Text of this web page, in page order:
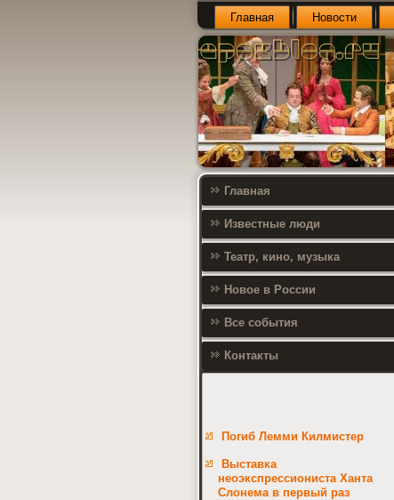
Главная Новости
Главная
Известные люди
Театр, кино, музыка
Новое в России
Все события
Контакты
Погиб Лемми Килмистер
Выставка
неоэкспрессиониста Ханта
Слонема в первый раз